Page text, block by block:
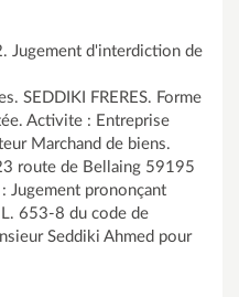
Jugement d'interdiction de
SEDDIKI FRERES. Forme
Activite : Entreprise
Marchand de biens.
route de Bellaing 59195
Jugement prononçant
653-8 du code de
Seddiki Ahmed pour